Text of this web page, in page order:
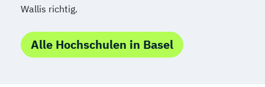
Wallis richtig.
Alle Hochschulen in Basel